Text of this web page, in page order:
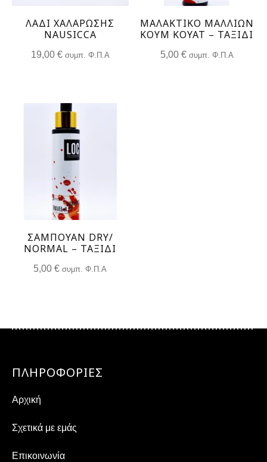
ΛΆΔΙ ΧΑΛΆΡΩΣΗΣ
NAUSICCA
19,00 € συμπ. Φ.Π.Α
ΜΑΛΑΚΤΙΚΟ ΜΑΛΛΙΩΝ
ΚΟΥΜ ΚΟΥΆΤ – ΤΑΞΊΔΙ
5,00 € συμπ. Φ.Π.Α
ΣΑΜΠΟΥΆΝ DRY/
NORMAL – ΤΑΞΊΔΙ
5,00€ συμπ. Φ.Π.Α
ΠΛΗΡΟΦΟΡΙΕΣ
Αρχική
Σχετικά με εμάς
Επικοινωνία